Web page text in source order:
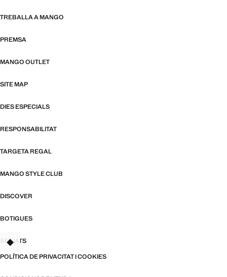
TREBALLA A MANGO
PREMSA
MANGO OUTLET
SITE MAP
DIES ESPECIALS
RESPONSABILITAT
TARGETA REGAL
MANGO STYLE CLUB
DISCOVER
BOTIGUES
AFILIATS
POLÍTICA DE PRIVACITAT I COOKIES